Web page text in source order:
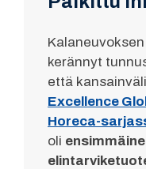
kerännyt
että
Excellence
Horeca-
oli